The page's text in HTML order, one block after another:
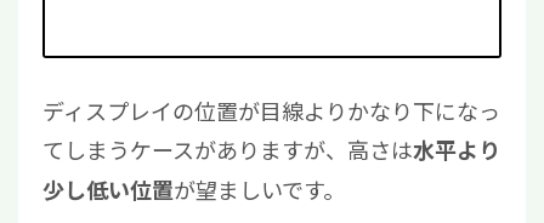
ディスプレイの位置が目線よりかなり下になっ
てしまうケースがありますが、高さは水平より
少し低い位置が望ましいです。